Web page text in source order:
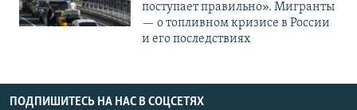
поступает правильно». Мигранты
— о топливном кризисе в России
и его последствиях
ПОДПИШИТЕСЬ НА НАС В СОЦСЕТЯХ